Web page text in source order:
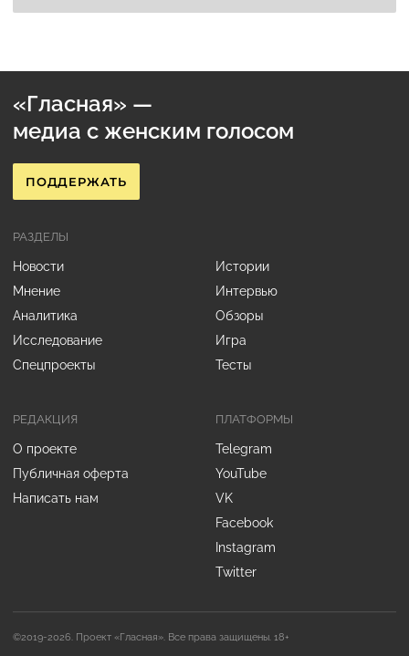
«Гласная» —
медиа с женским голосом
ПОДДЕРЖАТЬ
РЕДАКЦИЯ
О проекте
Публичная оферта
Написать нам
РАЗДЕЛЫ
Новости
Истории
Мнение
Интервью
Аналитика
Обзоры
Исследование
Игра
Спецпроекты
Тесты
ПЛАТФОРМЫ
Telegram
YouTube
VK
Facebook
Instagram
Twitter
©2019-2026. Проект «Гласная». Все права защищены. 18+